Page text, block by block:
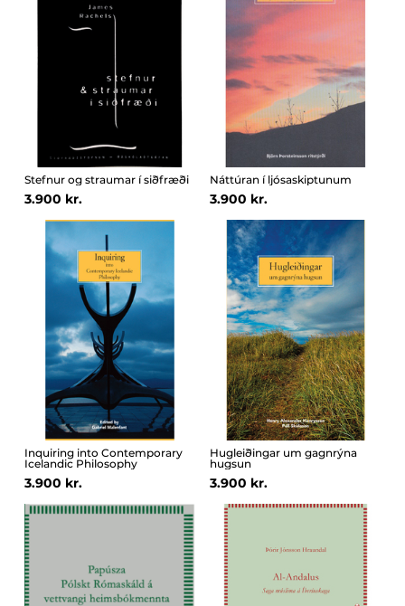
Stefnur og straumar í siðfræði
3.900 kr.
Náttúran í ljósaskiptunum
3.900 kr.
Inquiring into Contemporary
Icelandic Philosophy
3.900 kr.
Hugleiðingar um gagnrýna
hugsun
3.900 kr.